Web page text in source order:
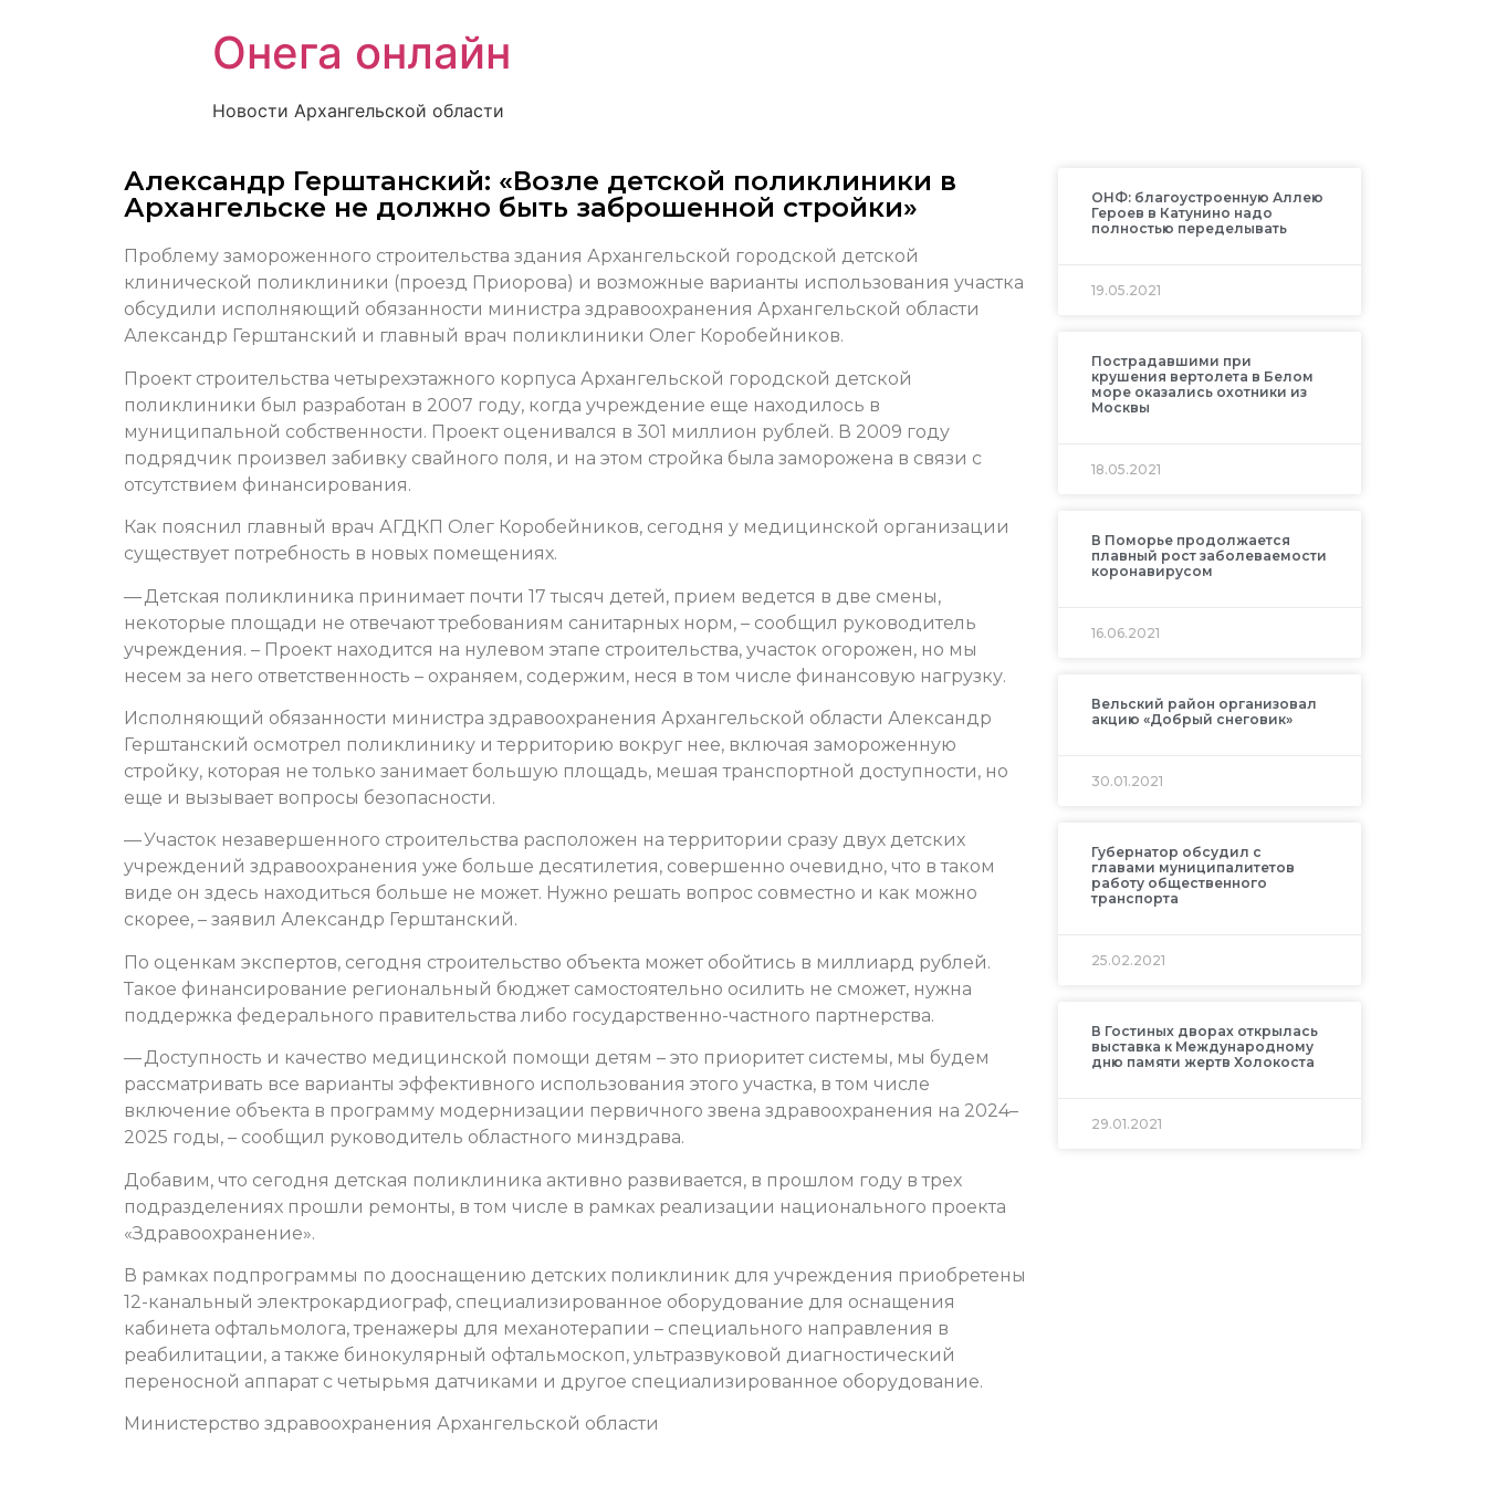
Онега онлайн
Новости Архангельской области
Александр Герштанский: «Возле детской поликлиники в
Архангельске не должно быть заброшенной стройки»
Проблему замороженного строительства здания Архангельской городской детской
клинической поликлиники (проезд Приорова) и возможные варианты использования участка
обсудили исполняющий обязанности министра здравоохранения Архангельской области
Александр Герштанский и главный врач поликлиники Олег Коробейников.
Проект строительства четырехэтажного корпуса Архангельской городской детской
поликлиники был разработан в 2007 году, когда учреждение еще находилось в
муниципальной собственности. Проект оценивался в 301 миллион рублей. В 2009 году
подрядчик произвел забивку свайного поля, и на этом стройка была заморожена в связи с
отсутствием финансирования.
Как пояснил главный врач АГДКП Олег Коробейников, сегодня у медицинской организации
существует потребность в новых помещениях.
— Детская поликлиника принимает почти 17 тысяч детей, прием ведется в две смены,
некоторые площади не отвечают требованиям санитарных норм, – сообщил руководитель
учреждения. – Проект находится на нулевом этапе строительства, участок огорожен, но мы
несем за него ответственность – охраняем, содержим, неся в том числе финансовую нагрузку.
Исполняющий обязанности министра здравоохранения Архангельской области Александр
Герштанский осмотрел поликлинику и территорию вокруг нее, включая замороженную
стройку, которая не только занимает большую площадь, мешая транспортной доступности, но
еще и вызывает вопросы безопасности.
— Участок незавершенного строительства расположен на территории сразу двух детских
учреждений здравоохранения уже больше десятилетия, совершенно очевидно, что в таком
виде он здесь находиться больше не может. Нужно решать вопрос совместно и как можно
скорее, – заявил Александр Герштанский.
По оценкам экспертов, сегодня строительство объекта может обойтись в миллиард рублей.
Такое финансирование региональный бюджет самостоятельно осилить не сможет, нужна
поддержка федерального правительства либо государственно-частного партнерства.
— Доступность и качество медицинской помощи детям – это приоритет системы, мы будем
рассматривать все варианты эффективного использования этого участка, в том числе
включение объекта в программу модернизации первичного звена здравоохранения на 2024–
2025 годы, – сообщил руководитель областного минздрава.
Добавим, что сегодня детская поликлиника активно развивается, в прошлом году в трех
подразделениях прошли ремонты, в том числе в рамках реализации национального проекта
«Здравоохранение».
В рамках подпрограммы по дооснащению детских поликлиник для учреждения приобретены
12-канальный электрокардиограф, специализированное оборудование для оснащения
кабинета офтальмолога, тренажеры для механотерапии – специального направления в
реабилитации, а также бинокулярный офтальмоскоп, ультразвуковой диагностический
переносной аппарат с четырьмя датчиками и другое специализированное оборудование.
Министерство здравоохранения Архангельской области
ОНФ: благоустроенную Аллею
Героев в Катунино надо
полностью переделывать
19.05.2021
Пострадавшими при
крушения вертолета в Белом
море оказались охотники из
Москвы
18.05.2021
В Поморье продолжается
плавный рост заболеваемости
коронавирусом
16.06.2021
Вельский район организовал
акцию «Добрый снеговик»
30.01.2021
Губернатор обсудил с
главами муниципалитетов
работу общественного
транспорта
25.02.2021
В Гостиных дворах открылась
выставка к Международному
дню памяти жертв Холокоста
29.01.2021